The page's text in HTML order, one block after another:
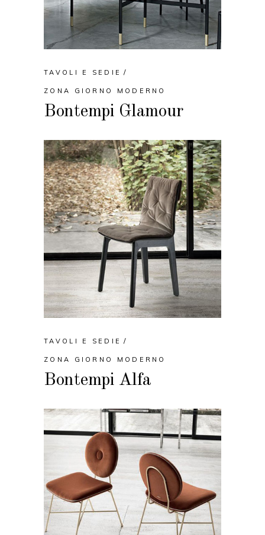
TAVOLI E SEDIE
ZONA GIORNO MODERNO
Bontempi Glamour
TAVOLI E SEDIE
ZONA GIORNO MODERNO
Bontempi Alfa